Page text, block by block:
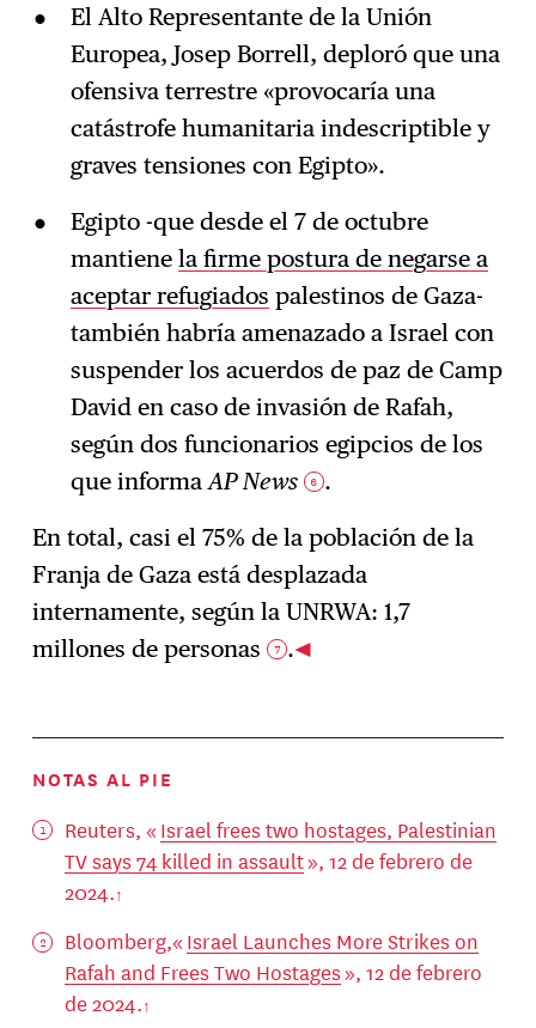
El Alto Representante de la Unión
Europea, Josep Borrell, deploró que una
ofensiva terrestre «provocaría una
catástrofe humanitaria indescriptible y
graves tensiones con Egipto».
Egipto -que desde el 7 de octubre
mantiene la firme postura de negarse a
aceptar refugiados palestinos de Gaza-
también habría amenazado a Israel con
suspender los acuerdos de paz de Camp
David en caso de invasión de Rafah,
según dos funcionarios egipcios de los
que informa AP News 6 .
En total, casi el 75% de la población de la
Franja de Gaza está desplazada
internamente, según la UNRWA: 1,7
millones de personas 7 .
NOTAS AL PIE
Reuters, « Israel frees two hostages, Palestinian
TV says 74 killed in assault», 12 de febrero de
2024.
Bloomberg,« Israel Launches More Strikes on
Rafah and Frees Two Hostages», 12 de febrero
de 2024.